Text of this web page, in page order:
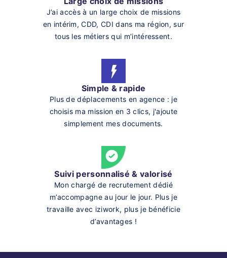
J’ai accès à un large choix de missions
en intérim, CDD, CDI dans ma région, sur
tous les métiers qui m’intéressent.
Simple & rapide
Plus de déplacements en agence : je
choisis ma mission en 3 clics, j'ajoute
simplement mes documents.
Suivi personnalisé & valorisé
Mon chargé de recrutement dédié
m’accompagne au jour le jour. Plus je
travaille avec iziwork, plus je bénéficie
d’avantages !